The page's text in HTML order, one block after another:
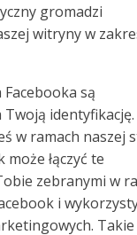
gromadzi
witryny w
są
identyfikację.
w ramach naszej
łączyć te
zebranymi w
i
Takie